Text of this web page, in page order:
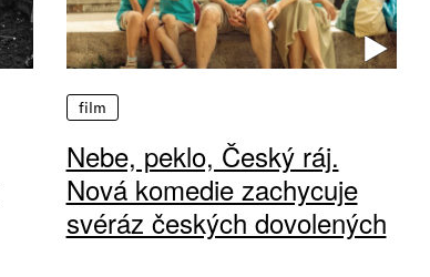
film
Nebe, peklo, Český ráj.
Nová komedie zachycuje
svéráz českých dovolených